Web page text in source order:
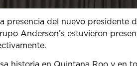
presencia del nuevo presidente
Anderson’s estuvieron